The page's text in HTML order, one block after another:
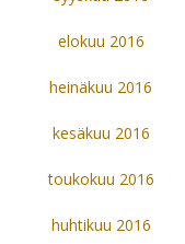
elokuu 2016
heinäkuu 2016
kesäkuu 2016
toukokuu 2016
huhtikuu 2016